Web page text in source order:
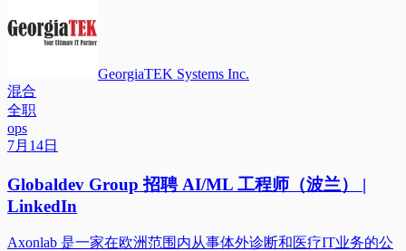
GeorgiaTEK Systems Inc.
混合
全职
ops
7月14日
Globaldev Group 招聘 AI/ML 工程师（波兰） |
LinkedIn
Axonlab 是一家在欧洲范围内从事体外诊断和医疗IT业务的公